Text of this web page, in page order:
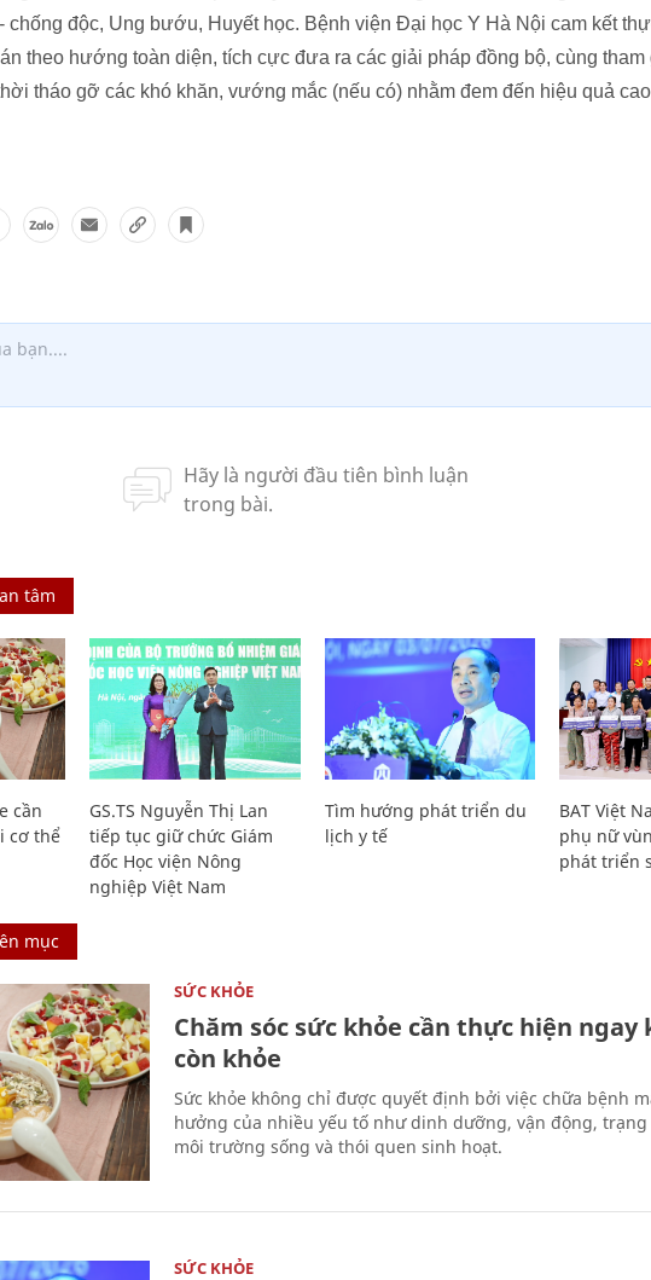
chống độc, Ung bướu, Huyết học. Bệnh viện Đại học Y Hà Nội cam kết
theo hướng toàn diện, tích cực đưa ra các giải pháp đồng bộ, cùng tham
tháo gỡ các khó khăn, vướng mắc (nếu có) nhằm đem đến hiệu quả
tâm
cần
cơ thể
GS.TS Nguyễn Thị Lan
tiếp tục giữ chức Giám
đốc Học viện Nông
nghiệp Việt Nam
Tìm hướng phát triển du
lịch y tế
BAT Việt
phụ nữ
phát triển
mục
SỨC KHỎE
Chăm sóc sức khỏe cần thực hiện ngay
còn khỏe
Sức khỏe không chỉ được quyết định bởi việc chữa bệnh
hưởng của nhiều yếu tố như dinh dưỡng, vận động,
môi trường sống và thói quen sinh hoạt.
SỨC KHỎE